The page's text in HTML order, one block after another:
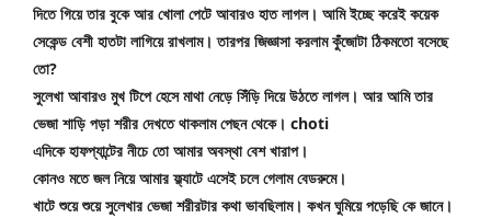
দিতে গিয়ে তার বুকে আর খোলা পেটে আবারও হাত লাগল। আমি ইচ্ছে করেই কয়েক
সেকেন্ড বেশী হাতটা লাগিয়ে রাখলাম। তারপর জিজ্ঞাসা করলাম কুঁজোটা ঠিকমতো বসেছে
তো?
সুলেখা আবারও মুখ টিপে হেসে মাথা নেড়ে সিঁড়ি দিয়ে উঠতে লাগল। আর আমি তার
ভেজা শাড়ি পড়া শরীর দেখতে থাকলাম পেছন থেকে। choti
এদিকে হাফপ্যান্টের নীচে তো আমার অবস্থা বেশ খারাপ।
কোনও মতে জল নিয়ে আমার ফ্ল্যাটে এসেই চলে গেলাম বেডরুমে।
খাটে শুয়ে শুয়ে সুলেখার ভেজা শরীরটার কথা ভাবছিলাম। কখন ঘুমিয়ে পড়েছি কে জানে।